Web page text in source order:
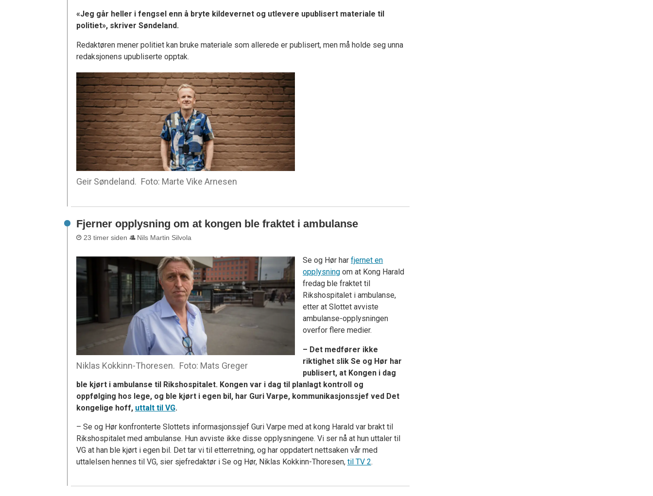
«Jeg går heller i fengsel enn å bryte kildevernet og utlevere upublisert materiale til
politiet», skriver Søndeland.
Redaktøren mener politiet kan bruke materiale som allerede er publisert, men må holde seg unna
redaksjonens upubliserte opptak.
Geir Søndeland. Foto: Marte Vike Arnesen
Fjerner opplysning om at kongen ble fraktet i ambulanse
23 timer siden Nils Martin Silvola
Niklas Kokkinn-Thoresen. Foto: Mats Greger
Se og Hør harfjernet en
opplysning om at Kong Harald
fredag ble fraktet til
Rikshospitalet i ambulanse,
etter at Slottet avviste
ambulanse-opplysningen
overfor flere medier.
– Det medfører ikke
riktighet slik Se og Hør har
publisert, at Kongen i dag
ble kjørt i ambulanse til Rikshospitalet. Kongen var i dag til planlagt kontroll og
oppfølging hos lege, og ble kjørt i egen bil, har Guri Varpe, kommunikasjonssjef ved Det
kongelige hoff, uttalt til VG.
– Se og Hør konfronterte Slottets informasjonssjef Guri Varpe med at kong Harald var brakt til
Rikshospitalet med ambulanse. Hun avviste ikke disse opplysningene. Vi ser nå at hun uttaler til
VG at han ble kjørt i egen bil. Det tar vi til etterretning, og har oppdatert nettsaken vår med
uttalelsen hennes til VG, sier sjefredaktør i Se og Hør, Niklas Kokkinn-Thoresen, til TV 2.